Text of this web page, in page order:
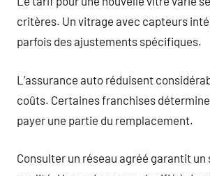
critères. Un vitrage avec capteurs
parfois des ajustements spécifiques.
L’assurance auto réduisent
coûts. Certaines franchises
payer une partie du remplacement.
Consulter un réseau agréé garantit un